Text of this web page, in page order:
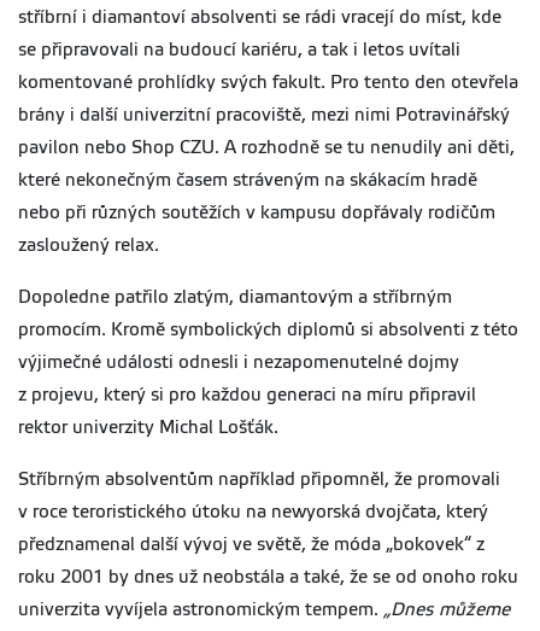
stříbrní i diamantoví absolventi se rádi vracejí do míst, kde
se připravovali na budoucí kariéru, a tak i letos uvítali
komentované prohlídky svých fakult. Pro tento den otevřela
brány i další univerzitní pracoviště, mezi nimi Potravinářský
pavilon nebo Shop CZU. A rozhodně se tu nenudily ani děti,
které nekonečným časem stráveným na skákacím hradě
nebo při různých soutěžích v kampusu dopřávaly rodičům
zasloužený relax.
Dopoledne patřilo zlatým, diamantovým a stříbrným
promocím. Kromě symbolických diplomů si absolventi z této
výjimečné události odnesli i nezapomenutelné dojmy
z projevu, který si pro každou generaci na míru připravil
rektor univerzity Michal Lošťák.
Stříbrným absolventům například připomněl, že promovali
v roce teroristického útoku na newyorská dvojčata, který
předznamenal další vývoj ve světě, že móda „bokovek“ z
roku 2001 by dnes už neobstála a také, že se od onoho roku
univerzita vyvíjela astronomickým tempem. „Dnes můžeme